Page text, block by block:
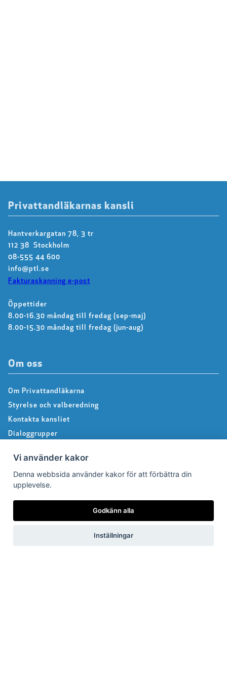
Privattandläkarnas kansli
Hantverkargatan 78, 3 tr
112 38 Stockholm
08-555 44 600
info@ptl.se
Fakturaskanning e-post
Öppettider
8.00-16.30 måndag till fredag (sep-maj)
8.00-15.30 måndag till fredag (jun-aug)
Om oss
Om Privattandläkarna
Styrelse och valberedning
Kontakta kansliet
Dialoggrupper
Integritetspolicy
Följ oss på Facebook
Vi använder kakor
Denna webbsida använder kakor för att förbättra din
upplevelse.
Godkänn alla
Inställningar